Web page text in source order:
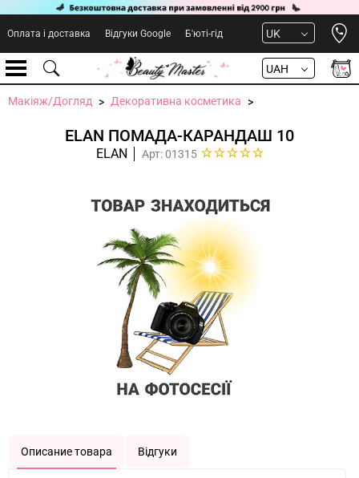
Оплата і доставка Відгуки Google Б'юті-гід UK
UAH
Макіяж/Догляд Декоративна косметика
ELAN ПОМАДА-КАРАНДАШ 10
ELAN Арт: 01315
Описание товара Відгуки